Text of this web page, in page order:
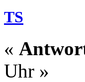
TS
«
Uhr »